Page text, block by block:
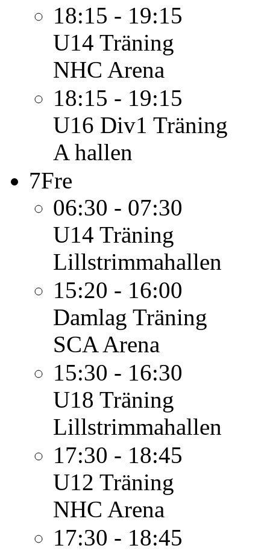
18:15 - 19:15
U14 Träning
NHC Arena
18:15 - 19:15
U16 Div1 Träning
A hallen
7Fre
06:30 - 07:30
U14 Träning
Lillstrimmahallen
15:20 - 16:00
Damlag Träning
SCA Arena
15:30 - 16:30
U18 Träning
Lillstrimmahallen
17:30 - 18:45
U12 Träning
NHC Arena
17:30 - 18:45